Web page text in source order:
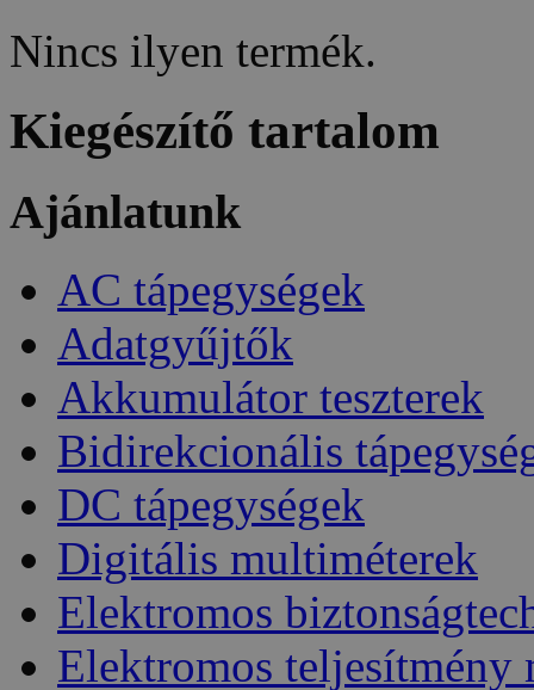
Nincs ilyen termék.
Kiegészítő tartalom
Ajánlatunk
AC tápegységek
Adatgyűjtők
Akkumulátor teszterek
Bidirekcionális
DC tápegységek
Digitális multiméterek
Elektromos
Elektromos teljesítmény